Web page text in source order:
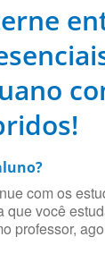
com os
que você
professor,